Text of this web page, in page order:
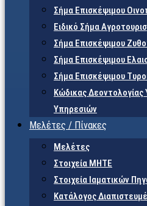
Σήμα Επισκέψιμου
Ειδικό Σήμα
Σήμα Επισκέψιμου
Σήμα Επισκέψιμου
Σήμα Επισκέψιμου
Κώδικας
Υπηρεσιών
Μελέτες / Πίνακες
Μελέτες
Στοιχεία ΜΗΤΕ
Στοιχεία Ιαματικών
Κατάλογος